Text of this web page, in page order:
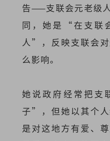
告——支联会元老级
同，她是“在支联
人”，反映支联会
么影响。
她说政府经常把
子”，但她以其个
是对这地方有爱、